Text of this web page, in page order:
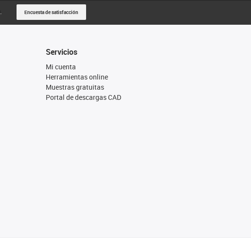
Encuesta de satisfacción
Servicios
Mi cuenta
Herramientas online
Muestras gratuitas
Portal de descargas CAD